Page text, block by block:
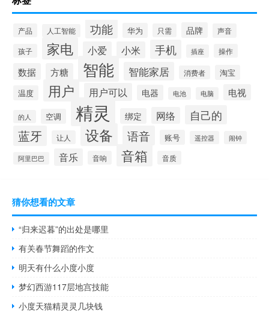
产品 人工智能 功能 华为 只需 品牌 声音
孩子 家电 小爱 小米 手机 插座 操作
数据 方糖 智能 智能家居 消费者
淘宝
温度
用户 用户可以 电器 电池 电脑 电视
的人 空调 精灵 绑定 网络 自己的
蓝牙 让人 设备 语音 账号 遥控器 闹钟
阿里巴巴 音乐 音响 音箱 音质
猜你想看的文章
“归来迟暮”的出处是哪里
有关春节舞蹈的作文
明天有什么小度小度
梦幻西游117层地宫技能
小度天猫精灵灵几块钱